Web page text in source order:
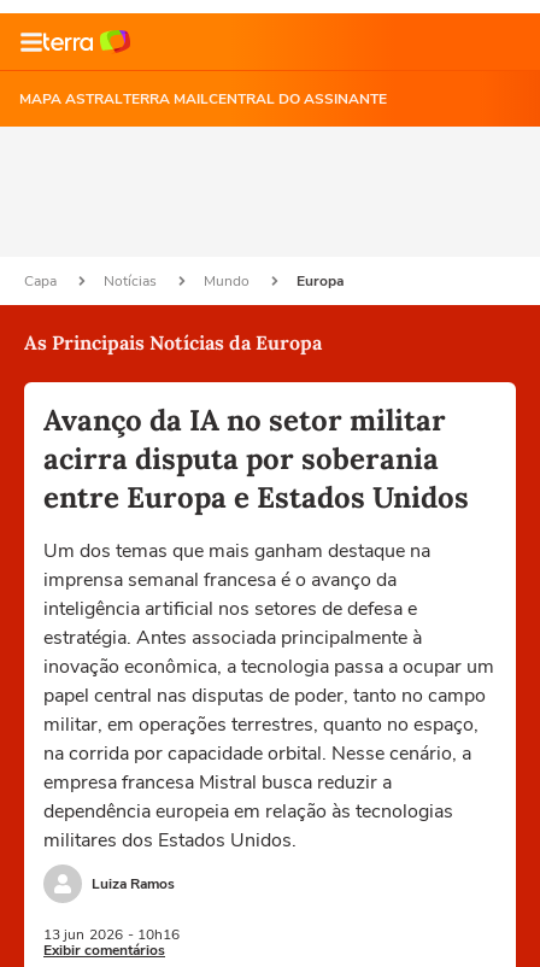
MAPA ASTRALTERRA MAILCENTRAL DO ASSINANTE
Capa Notícias Mundo Europa
As Principais Notícias da Europa
Avanço da IA no setor militar
acirra disputa por soberania
entre Europa e Estados Unidos
Um dos temas que mais ganham destaque na
imprensa semanal francesa é o avanço da
inteligência artificial nos setores de defesa e
estratégia. Antes associada principalmente à
inovação econômica, a tecnologia passa a ocupar um
papel central nas disputas de poder, tanto no campo
militar, em operações terrestres, quanto no espaço,
na corrida por capacidade orbital. Nesse cenário, a
empresa francesa Mistral busca reduzir a
dependência europeia em relação às tecnologias
militares dos Estados Unidos.
Luiza Ramos
13 jun 2026 - 10h16
Exibir comentários